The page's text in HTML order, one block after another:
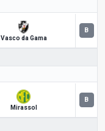
Vasco da Gama
Mirassol